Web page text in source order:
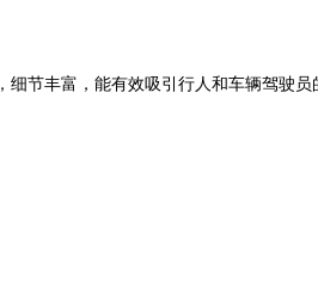
节丰富，能有效吸引行人和车辆驾驶员